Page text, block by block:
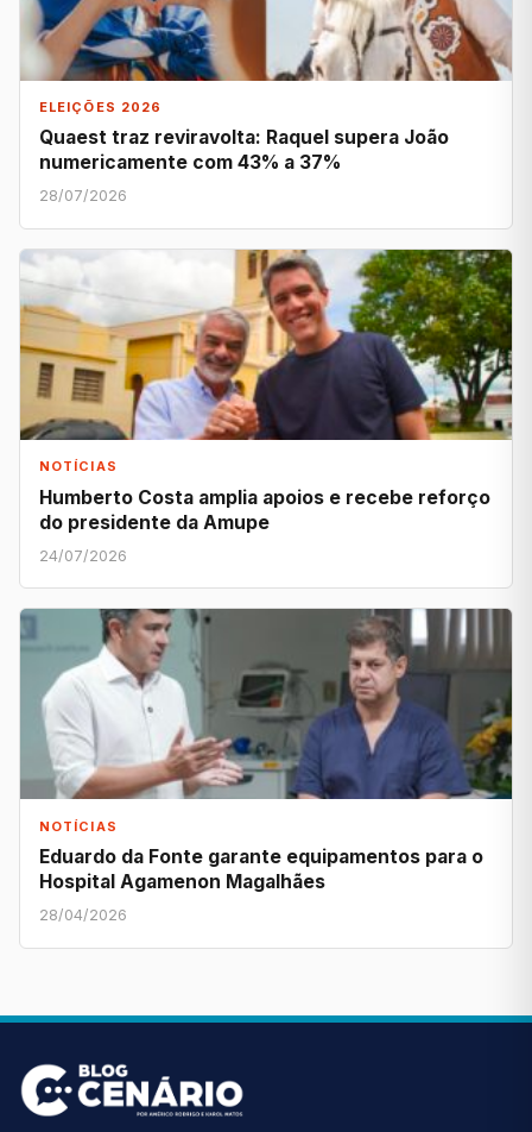
ELEIÇÕES 2026
Quaest traz reviravolta: Raquel supera João
numericamente com 43% a 37%
28/07/2026
NOTÍCIAS
Humberto Costa amplia apoios e recebe reforço
do presidente da Amupe
24/07/2026
NOTÍCIAS
Eduardo da Fonte garante equipamentos para o
Hospital Agamenon Magalhães
28/04/2026